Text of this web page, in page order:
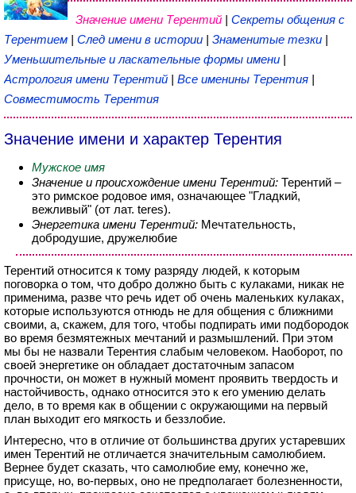
Значение имени Терентий | Секреты общения с
Терентием | След имени в истории | Знаменитые тезки |
Уменьшительные и ласкательные формы имени |
Астрология имени Терентий | Все именины Терентия |
Совместимость Терентия
Значение имени и характер Терентия
Мужское имя
Значение и происхождение имени Терентий: Терентий –
это римское родовое имя, означающее "Гладкий,
вежливый" (от лат. teres).
Энергетика имени Терентий: Мечтательность,
добродушие, дружелюбие
Терентий относится к тому разряду людей, к которым
поговорка о том, что добро должно быть с кулаками, никак не
применима, разве что речь идет об очень маленьких кулаках,
которые используются отнюдь не для общения с ближними
своими, а, скажем, для того, чтобы подпирать ими подбородок
во время безмятежных мечтаний и размышлений. При этом
мы бы не назвали Терентия слабым человеком. Наоборот, по
своей энергетике он обладает достаточным запасом
прочности, он может в нужный момент проявить твердость и
настойчивость, однако относится это к его умению делать
дело, в то время как в общении с окружающими на первый
план выходит его мягкость и беззлобие.
Интересно, что в отличие от большинства других устаревших
имен Терентий не отличается значительным самолюбием.
Вернее будет сказать, что самолюбие ему, конечно же,
присуще, но, во-первых, оно не предполагает болезненности,